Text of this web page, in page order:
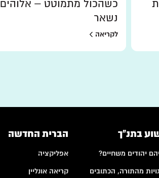
כשהכול מתמוטט – אלוהים
נשאר
לקריאה
בתנ"ך
יהודים משחיים?
מהתורה, הכתובים
הברית החדשה
אפליקציה
קריאה אונליין